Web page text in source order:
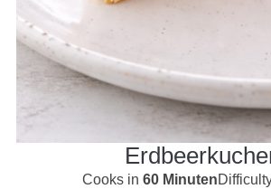
Cooks in 60 Minuten